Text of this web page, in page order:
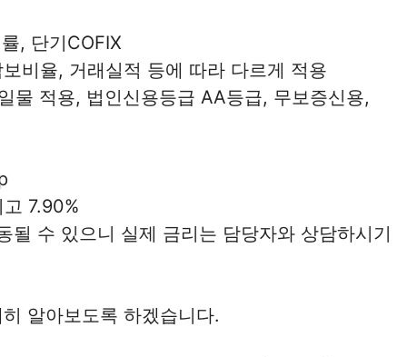
, 단기COFIX
비율, 거래실적 등에 따라 다르게 적용
물 적용, 법인신용등급 AA등급, 무보증신용,
7.90%
될 수 있으니 실제 금리는 담당자와 상담하시기
알아보도록 하겠습니다.